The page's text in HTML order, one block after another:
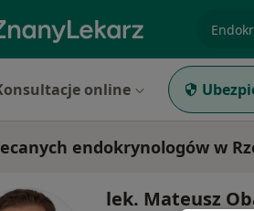
online
endokrynologów w
lek. Mateusz